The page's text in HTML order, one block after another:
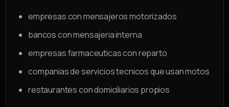
empresas con mensajeros motorizados
bancos con mensajeria interna
empresas farmaceuticas con reparto
companias de servicios tecnicos que usan motos
restaurantes con domiciliarios propios